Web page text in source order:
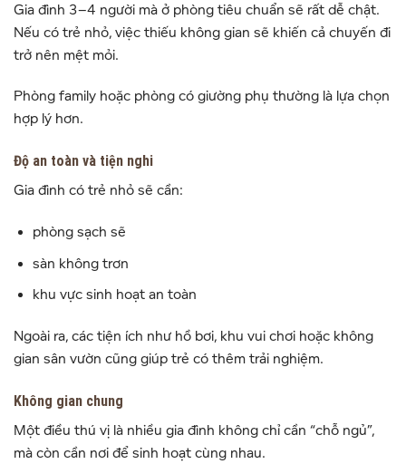
Gia đình 3–4 người mà ở phòng tiêu chuẩn sẽ rất dễ chật.
Nếu có trẻ nhỏ, việc thiếu không gian sẽ khiến cả chuyến đi
trở nên mệt mỏi.
Phòng family hoặc phòng có giường phụ thường là lựa chọn
hợp lý hơn.
Độ an toàn và tiện nghi
Gia đình có trẻ nhỏ sẽ cần:
phòng sạch sẽ
sàn không trơn
khu vực sinh hoạt an toàn
Ngoài ra, các tiện ích như hồ bơi, khu vui chơi hoặc không
gian sân vườn cũng giúp trẻ có thêm trải nghiệm.
Không gian chung
Một điều thú vị là nhiều gia đình không chỉ cần “chỗ ngủ”,
mà còn cần nơi để sinh hoạt cùng nhau.